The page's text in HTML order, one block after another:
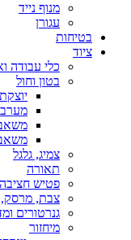
מנוף נייד
עגורן
בטיחות
ציוד
כלי עבודה
בטון וחול
צמיג, גלגל
תאורה
פטיש חציבה
צבת, מרסק,
גנרטורים
מיחזור